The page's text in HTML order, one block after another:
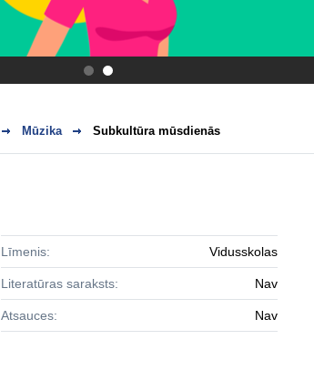
.
Mūzika Subkultūra mūsdienās
Līmenis: Vidusskolas
Literatūras saraksts: Nav
Atsauces: Nav